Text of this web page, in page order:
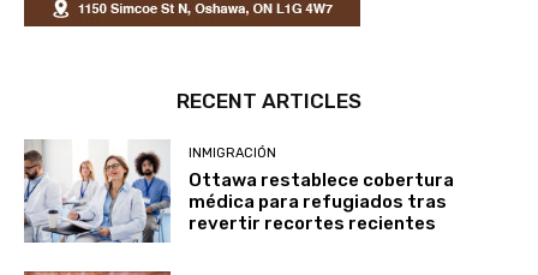
RECENT ARTICLES
INMIGRACIÓN
Ottawa restablece cobertura
médica para refugiados tras
revertir recortes recientes